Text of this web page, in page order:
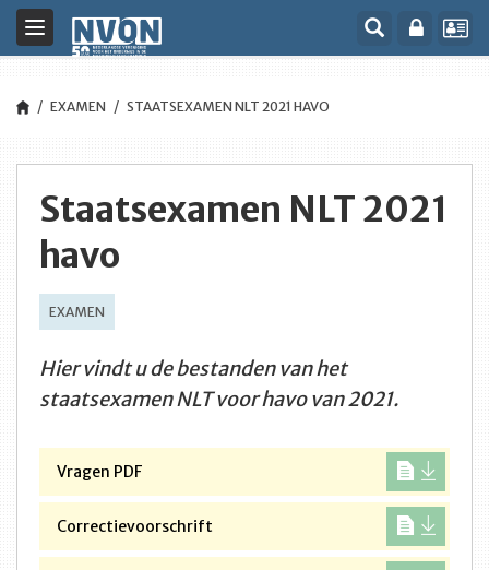
Toggle
navigation
EXAMEN STAATSEXAMEN NLT 2021 HAVO
Staatsexamen NLT 2021
havo
EXAMEN
Hier vindt u de bestanden van het
staatsexamen NLT voor havo van 2021.
Vragen PDF
Correctievoorschrift